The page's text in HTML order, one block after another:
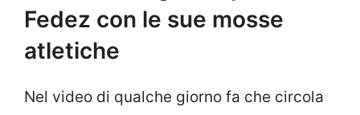
Fedez con le sue mosse
atletiche
Nel video di qualche giorno fa che circola